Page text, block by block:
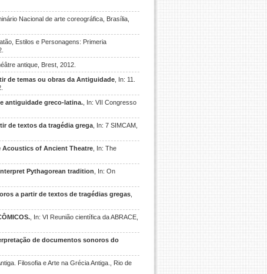
Nacional de arte coreográfica, Brasília,
Estilos e Personagens: Primeria
antique, Brest, 2012.
de temas ou obras da Antiguidade , In: 11.
antiguidade greco-latina. , In: VII Congresso
de textos da tragédia grega , In: 7 SIMCAM,
Acoustics of Ancient Theatre , In: The
Pythagorean tradition , In: On
a partir de textos de tragédias gregas
, In: VI Reunião científica da ABRACE,
de documentos sonoros do
Filosofia e Arte na Grécia Antiga., Rio de